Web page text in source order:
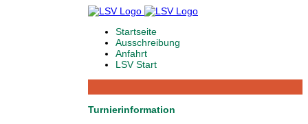
Startseite
Ausschreibung
Anfahrt
LSV Start
Turnierinformation